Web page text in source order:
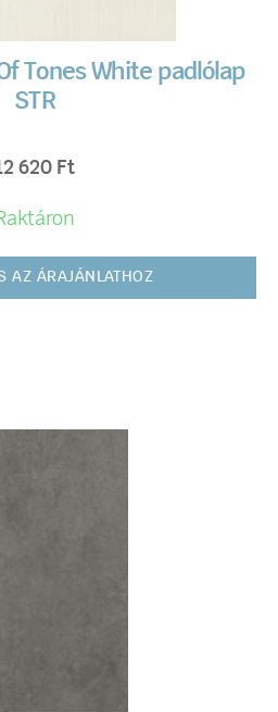
Tones White padlólap
STR
620 Ft
AZ ÁRAJÁNLATHOZ